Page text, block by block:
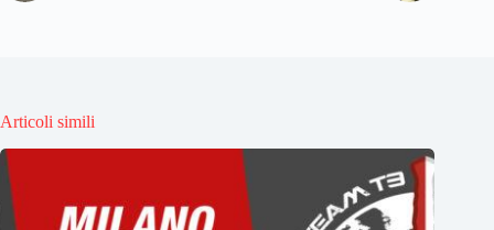
Articoli simili